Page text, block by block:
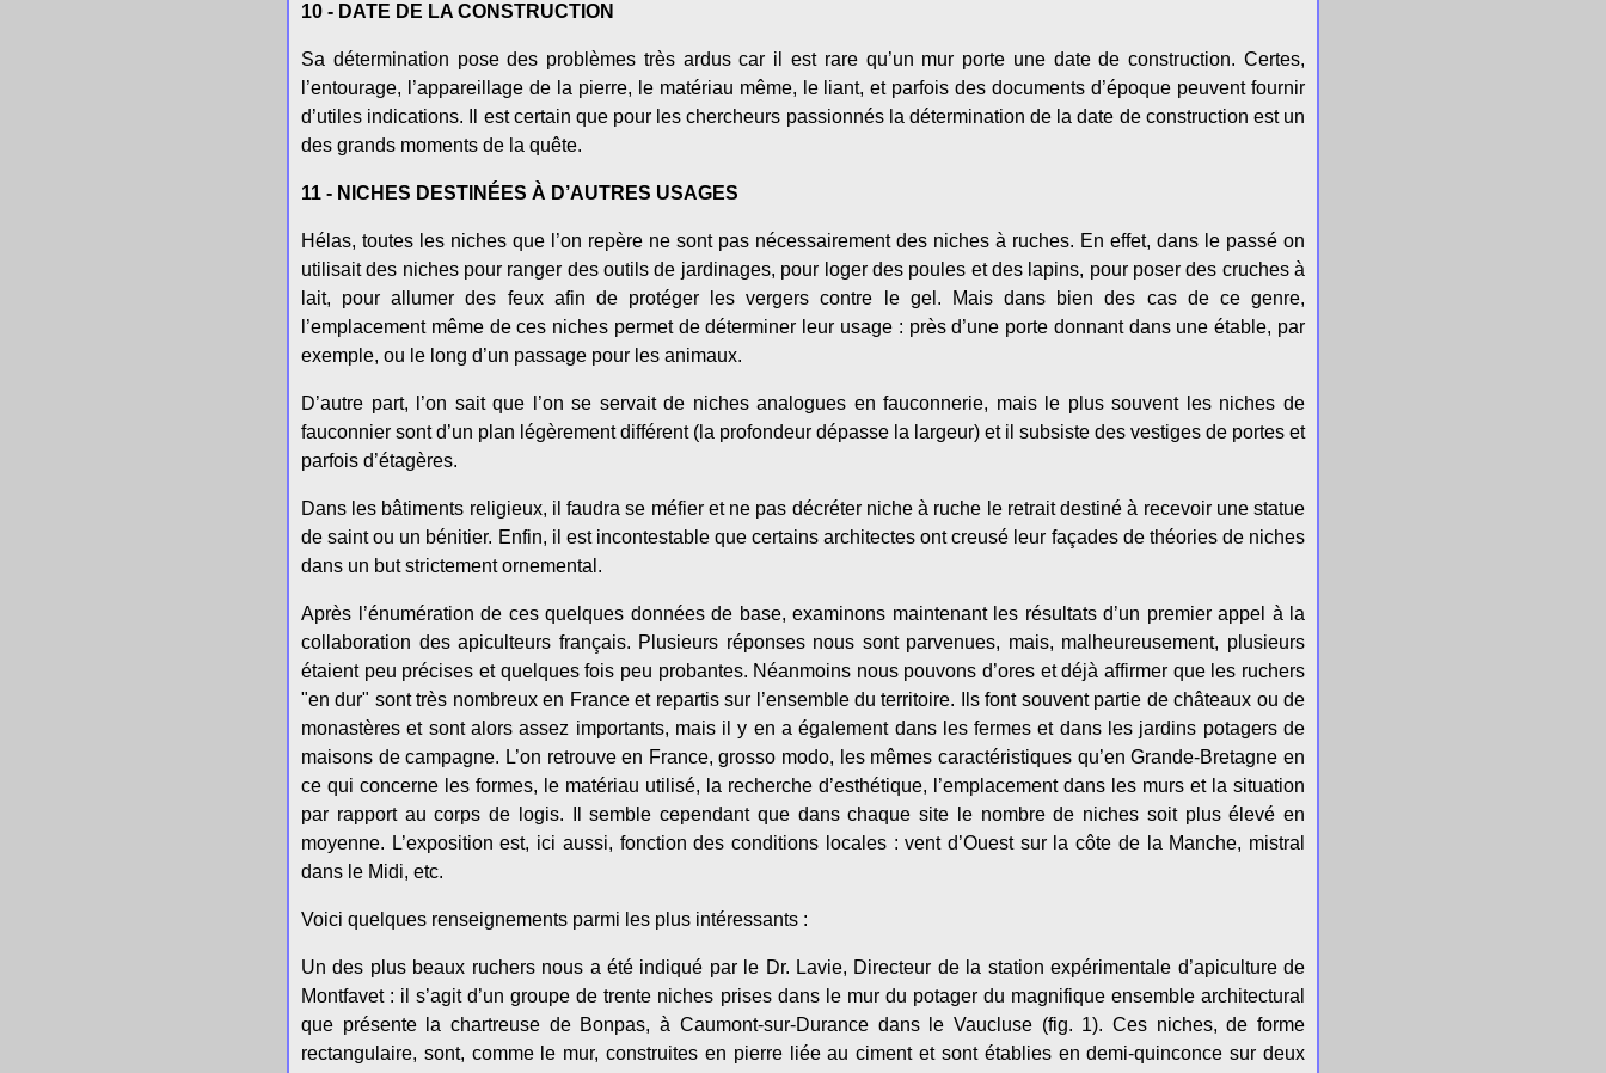
10 - DATE DE LA CONSTRUCTION
Sa détermination pose des problèmes très ardus car il est rare qu’un mur porte une date de construction. Certes,
l’entourage, l’appareillage de la pierre, le matériau même, le liant, et parfois des documents d’époque peuvent fournir
d’utiles indications. Il est certain que pour les chercheurs passionnés la détermination de la date de construction est un
des grands moments de la quête.
11 - NICHES DESTINÉES À D’AUTRES USAGES
Hélas, toutes les niches que l’on repère ne sont pas nécessairement des niches à ruches. En effet, dans le passé on
utilisait des niches pour ranger des outils de jardinages, pour loger des poules et des lapins, pour poser des cruches à
lait, pour allumer des feux afin de protéger les vergers contre le gel. Mais dans bien des cas de ce genre,
l’emplacement même de ces niches permet de déterminer leur usage : près d’une porte donnant dans une étable, par
exemple, ou le long d’un passage pour les animaux.
D’autre part, l’on sait que l’on se servait de niches analogues en fauconnerie, mais le plus souvent les niches de
fauconnier sont d’un plan légèrement différent (la profondeur dépasse la largeur) et il subsiste des vestiges de portes et
parfois d’étagères.
Dans les bâtiments religieux, il faudra se méfier et ne pas décréter niche à ruche le retrait destiné à recevoir une statue
de saint ou un bénitier. Enfin, il est incontestable que certains architectes ont creusé leur façades de théories de niches
dans un but strictement ornemental.
Après l’énumération de ces quelques données de base, examinons maintenant les résultats d’un premier appel à la
collaboration des apiculteurs français. Plusieurs réponses nous sont parvenues, mais, malheureusement, plusieurs
étaient peu précises et quelques fois peu probantes. Néanmoins nous pouvons d’ores et déjà affirmer que les ruchers
"en dur" sont très nombreux en France et repartis sur l’ensemble du territoire. Ils font souvent partie de châteaux ou de
monastères et sont alors assez importants, mais il y en a également dans les fermes et dans les jardins potagers de
maisons de campagne. L’on retrouve en France, grosso modo, les mêmes caractéristiques qu’en Grande-Bretagne en
ce qui concerne les formes, le matériau utilisé, la recherche d’esthétique, l’emplacement dans les murs et la situation
par rapport au corps de logis. Il semble cependant que dans chaque site le nombre de niches soit plus élevé en
moyenne. L’exposition est, ici aussi, fonction des conditions locales : vent d’Ouest sur la côte de la Manche, mistral
dans le Midi, etc.
Voici quelques renseignements parmi les plus intéressants :
Un des plus beaux ruchers nous a été indiqué par le Dr. Lavie, Directeur de la station expérimentale d’apiculture de
Montfavet : il s’agit d’un groupe de trente niches prises dans le mur du potager du magnifique ensemble architectural
que présente la chartreuse de Bonpas, à Caumont-sur-Durance dans le Vaucluse (fig. 1). Ces niches, de forme
rectangulaire, sont, comme le mur, construites en pierre liée au ciment et sont établies en demi-quinconce sur deux